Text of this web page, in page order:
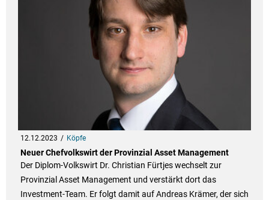
12.12.2023 Köpfe
Neuer Chefvolkswirt der Provinzial Asset Management
Der Diplom-Volkswirt Dr. Christian Fürtjes wechselt zur
Provinzial Asset Management und verstärkt dort das
Investment-Team. Er folgt damit auf Andreas Krämer, der sich